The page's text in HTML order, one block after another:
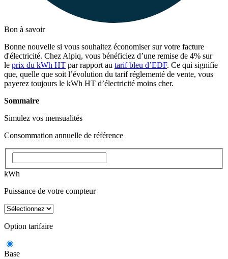
Bon à savoir
Bonne nouvelle si vous souhaitez économiser sur votre facture
d'électricité. Chez Alpiq, vous bénéficiez d’une remise de 4% sur
le prix du kWh HT par rapport au tarif bleu d’EDF. Ce qui signifie
que, quelle que soit l’évolution du tarif réglementé de vente, vous
payerez toujours le kWh HT d’électricité moins cher.
Sommaire
Simulez vos mensualités
Consommation annuelle de référence
kWh
Puissance de votre compteur
Option tarifaire
Base